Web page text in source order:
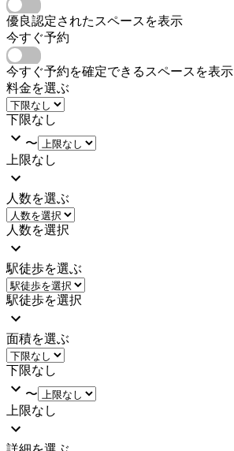
優良認定されたスペースを表示
今すぐ予約
今すぐ予約を確定できるスペースを表示
料金を選ぶ
下限なし
〜
上限なし
人数を選ぶ
人数を選択
駅徒歩を選ぶ
駅徒歩を選択
面積を選ぶ
下限なし
〜
上限なし